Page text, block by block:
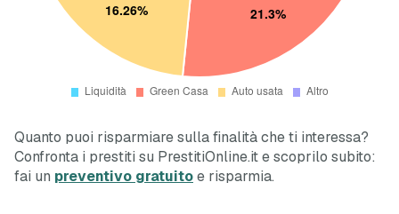
Quanto puoi risparmiare sulla finalità che ti interessa?
Confronta i prestiti su PrestitiOnline.it e scoprilo subito:
fai un preventivo gratuitoe risparmia.